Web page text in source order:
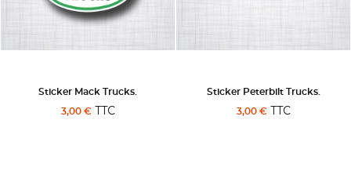
Sticker Mack Trucks.
3,00 €TTC
Sticker Peterbilt Trucks.
3,00 €TTC